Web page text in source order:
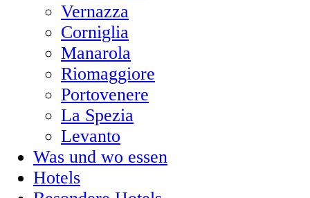
Vernazza
Corniglia
Manarola
Riomaggiore
Portovenere
La Spezia
Levanto
Was und wo essen
Hotels